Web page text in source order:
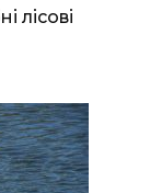
лісові